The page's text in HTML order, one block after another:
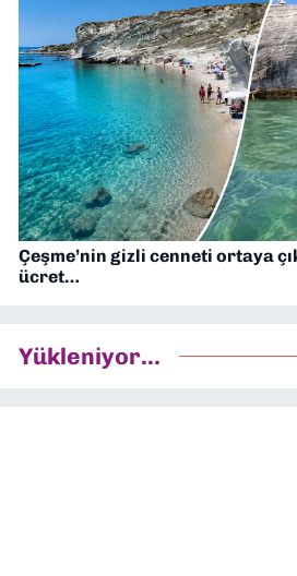
Çeşme’nin gizli cenneti ortaya
ücret…
Yükleniyor...